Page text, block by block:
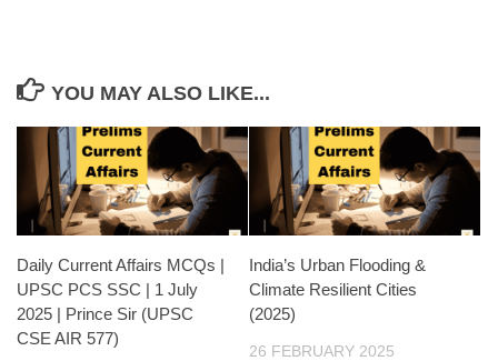
YOU MAY ALSO LIKE...
Daily Current Affairs MCQs |
UPSC PCS SSC | 1 July
2025 | Prince Sir (UPSC
CSE AIR 577)
India’s Urban Flooding &
Climate Resilient Cities
(2025)
26 FEBRUARY 2025